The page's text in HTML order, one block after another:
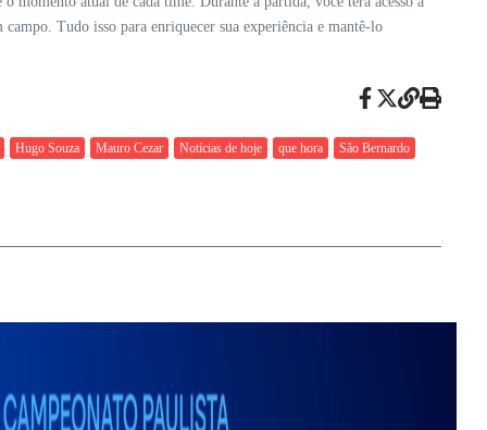
Tudo isso para enriquecer sua experiência e mantê-lo
Hugo Souza Mauro Cezar Notícias de hoje que hora
São Bernardo